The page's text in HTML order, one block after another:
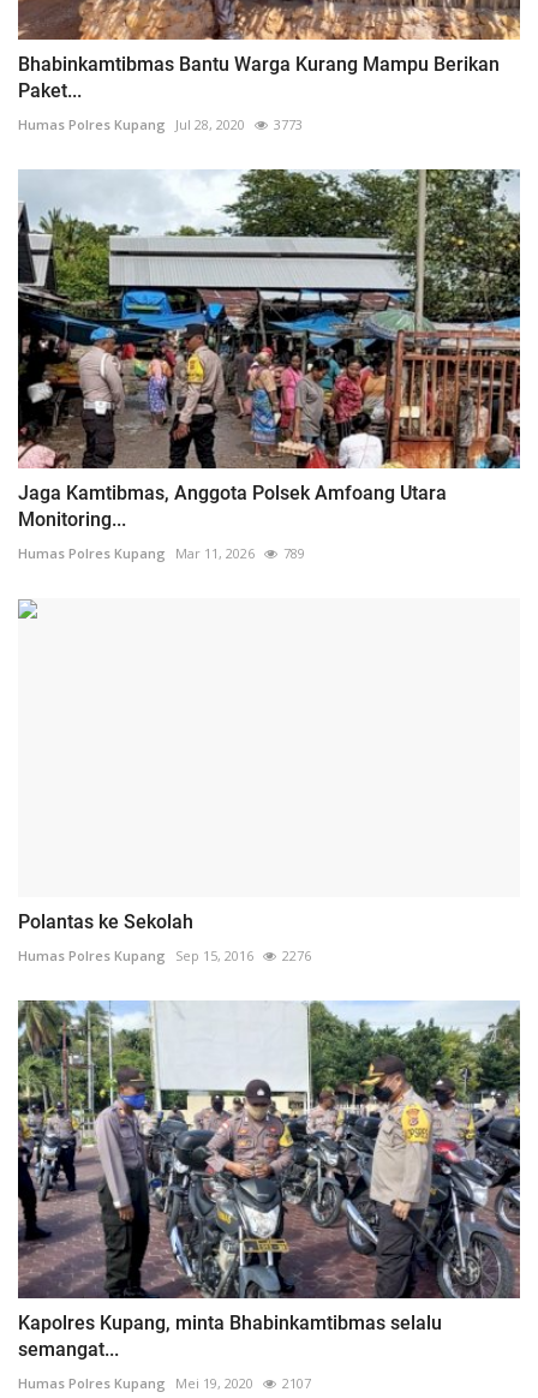
Bhabinkamtibmas Bantu Warga Kurang Mampu Berikan
Paket...
Humas Polres Kupang Jul 28, 2020 3773
Jaga Kamtibmas, Anggota Polsek Amfoang Utara
Monitoring...
Humas Polres Kupang Mar 11, 2026 789
Polantas ke Sekolah
Humas Polres Kupang Sep 15, 2016 2276
Kapolres Kupang, minta Bhabinkamtibmas selalu
semangat...
Humas Polres Kupang Mei 19, 2020 2107